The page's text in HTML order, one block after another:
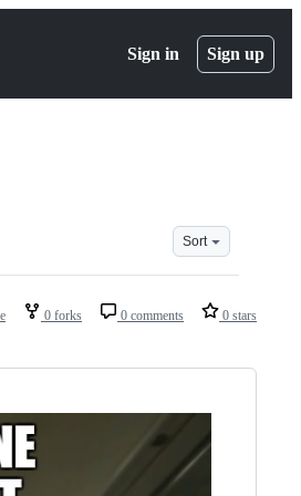
Sign in Sign up
Sort
0 forks 0 comments 0 stars